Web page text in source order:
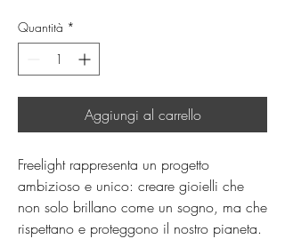
Quantità *
Aggiungi al carrello
Freelight rappresenta un progetto
ambizioso e unico: creare gioielli che
non solo brillano come un sogno, ma che
rispettano e proteggono il nostro pianeta.